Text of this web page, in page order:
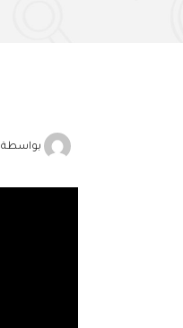
بواسطة